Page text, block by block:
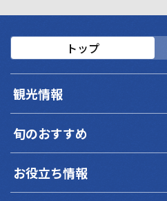
トップ
観光情報
旬のおすすめ
お役立ち情報